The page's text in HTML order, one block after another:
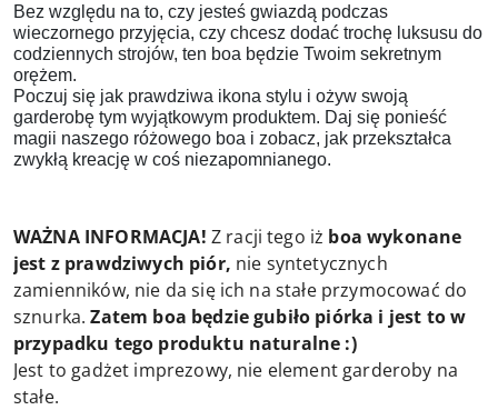
Bez względu na to, czy jesteś gwiazdą podczas
wieczornego przyjęcia, czy chcesz dodać trochę luksusu do
codziennych strojów, ten boa będzie Twoim sekretnym
orężem.
Poczuj się jak prawdziwa ikona stylu i ożyw swoją
garderobę tym wyjątkowym produktem. Daj się ponieść
magii naszego różowego boa i zobacz, jak przekształca
zwykłą kreację w coś niezapomnianego.
WAŻNA INFORMACJA! Z racji tego iż boa wykonane
jest z prawdziwych piór, nie syntetycznych
zamienników, nie da się ich na stałe przymocować do
sznurka.Zatem boa będzie gubiło piórka i jest to w
przypadku tego produktu naturalne :)
Jest to gadżet imprezowy, nie element garderoby na
stałe.